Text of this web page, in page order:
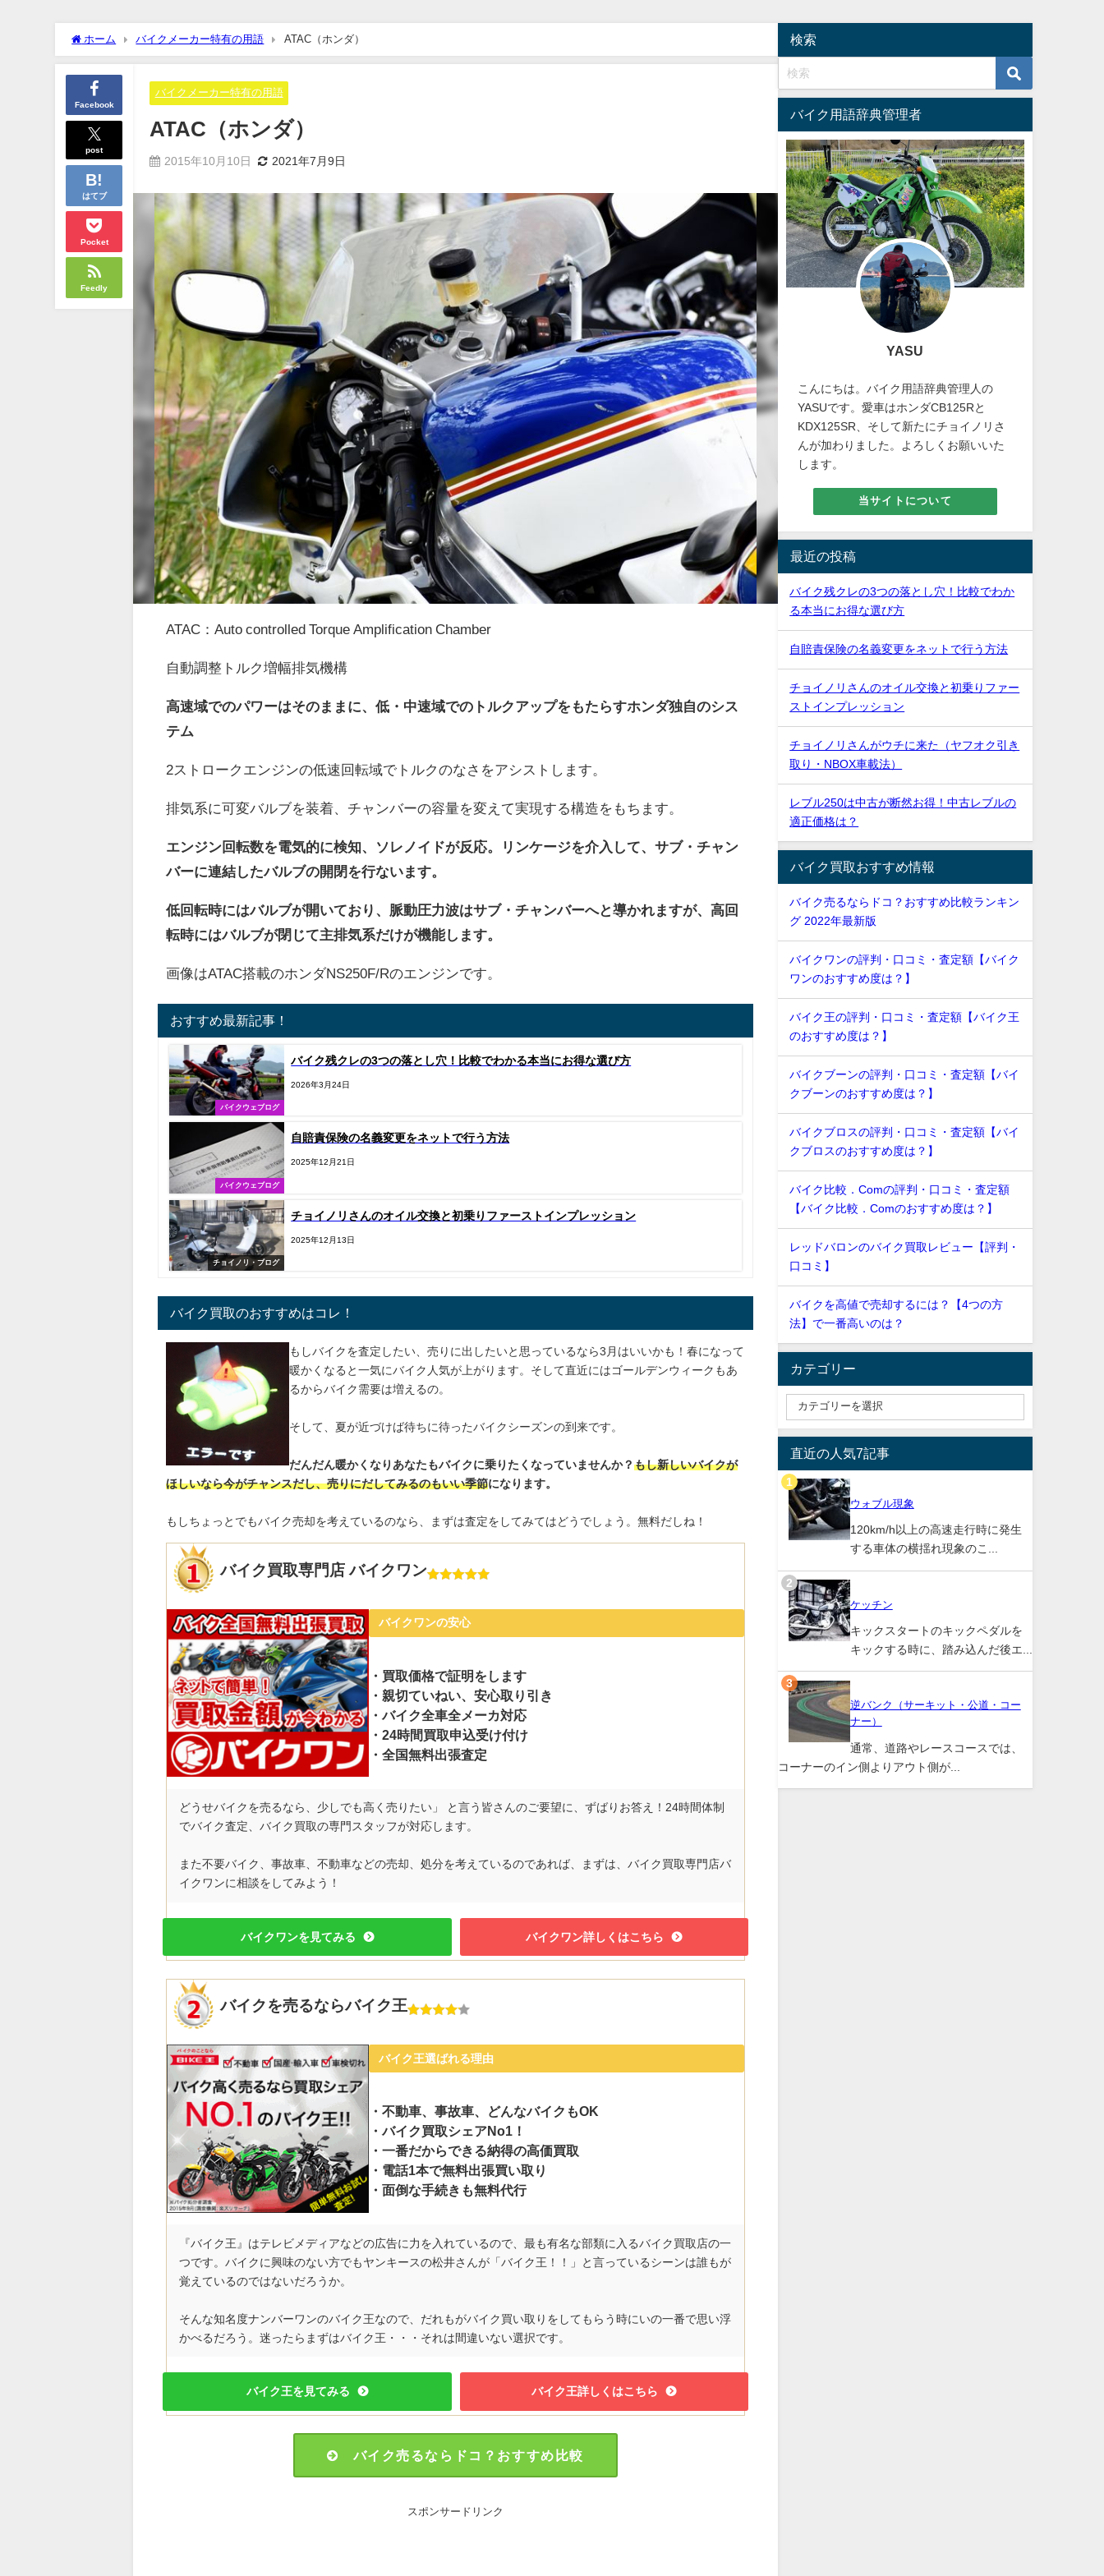
ホーム バイクメーカー特有の用語 ATAC（ホンダ）
Facebook
post
はてブ
Pocket
Feedly
バイクメーカー特有の用語
ATAC（ホンダ）
2015年10月10日 2021年7月9日
ATAC：Auto controlled Torque Amplification Chamber
自動調整トルク増幅排気機構
高速域でのパワーはそのままに、低・中速域でのトルクアップをもたらすホンダ独自のシス
テム
2ストロークエンジンの低速回転域でトルクのなさをアシストします。
排気系に可変バルブを装着、チャンバーの容量を変えて実現する構造をもちます。
エンジン回転数を電気的に検知、ソレノイドが反応。リンケージを介入して、サブ・チャン
バーに連結したバルブの開閉を行ないます。
低回転時にはバルブが開いており、脈動圧力波はサブ・チャンバーへと導かれますが、高回
転時にはバルブが閉じて主排気系だけが機能します。
画像はATAC搭載のホンダNS250F/Rのエンジンです。
おすすめ最新記事！
バイクウェブログ
バイク残クレの3つの落とし穴！比較でわかる本当にお得な選び方
2026年3月24日
バイクウェブログ
自賠責保険の名義変更をネットで行う方法
2025年12月21日
チョイノリ・ブログ
チョイノリさんのオイル交換と初乗りファーストインプレッション
2025年12月13日
バイク買取のおすすめはコレ！
もしバイクを査定したい、売りに出したいと思っているなら3月はいいかも！春になって
暖かくなると一気にバイク人気が上がります。そして直近にはゴールデンウィークもあ
るからバイク需要は増えるの。
そして、夏が近づけば待ちに待ったバイクシーズンの到来です。
だんだん暖かくなりあなたもバイクに乗りたくなっていませんか？もし新しいバイクが
ほしいなら今がチャンスだし、売りにだしてみるのもいい季節になります。
もしちょっとでもバイク売却を考えているのなら、まずは査定をしてみてはどうでしょう。無料だしね！
バイク買取専門店 バイクワン
バイクワンの安心
・買取価格で証明をします
・親切ていねい、安心取り引き
・バイク全車全メーカ対応
・24時間買取申込受け付け
・全国無料出張査定
どうせバイクを売るなら、少しでも高く売りたい」 と言う皆さんのご要望に、ずばりお答え！24時間体制
でバイク査定、バイク買取の専門スタッフが対応します。
また不要バイク、事故車、不動車などの売却、処分を考えているのであれば、まずは、バイク買取専門店バ
イクワンに相談をしてみよう！
バイクワンを見てみる バイクワン詳しくはこちら
バイクを売るならバイク王
バイク王選ばれる理由
・不動車、事故車、どんなバイクもOK
・バイク買取シェアNo1！
・一番だからできる納得の高価買取
・電話1本で無料出張買い取り
・面倒な手続きも無料代行
『バイク王』はテレビメディアなどの広告に力を入れているので、最も有名な部類に入るバイク買取店の一
つです。バイクに興味のない方でもヤンキースの松井さんが「バイク王！！」と言っているシーンは誰もが
覚えているのではないだろうか。
そんな知名度ナンバーワンのバイク王なので、だれもがバイク買い取りをしてもらう時にいの一番で思い浮
かべるだろう。迷ったらまずはバイク王・・・それは間違いない選択です。
バイク王を見てみる バイク王詳しくはこちら
バイク売るならドコ？おすすめ比較
スポンサードリンク
検索
バイク用語辞典管理者
YASU
こんにちは。バイク用語辞典管理人の
YASUです。愛車はホンダCB125Rと
KDX125SR、そして新たにチョイノリさ
んが加わりました。よろしくお願いいた
します。
当サイトについて
最近の投稿
バイク残クレの3つの落とし穴！比較でわか
る本当にお得な選び方
自賠責保険の名義変更をネットで行う方法
チョイノリさんのオイル交換と初乗りファー
ストインプレッション
チョイノリさんがウチに来た（ヤフオク引き
取り・NBOX車載法）
レブル250は中古が断然お得！中古レブルの
適正価格は？
バイク買取おすすめ情報
バイク売るならドコ？おすすめ比較ランキン
グ 2022年最新版
バイクワンの評判・口コミ・査定額【バイク
ワンのおすすめ度は？】
バイク王の評判・口コミ・査定額【バイク王
のおすすめ度は？】
バイクブーンの評判・口コミ・査定額【バイ
クブーンのおすすめ度は？】
バイクブロスの評判・口コミ・査定額【バイ
クブロスのおすすめ度は？】
バイク比較．Comの評判・口コミ・査定額
【バイク比較．Comのおすすめ度は？】
レッドバロンのバイク買取レビュー【評判・
口コミ】
バイクを高値で売却するには？【4つの方
法】で一番高いのは？
カテゴリー
直近の人気7記事
ウォブル現象
120km/h以上の高速走行時に発生
する車体の横揺れ現象のこ...
ケッチン
キックスタートのキックペダルを
キックする時に、踏み込んだ後エ...
逆バンク（サーキット・公道・コー
ナー）
通常、道路やレースコースでは、
コーナーのイン側よりアウト側が...